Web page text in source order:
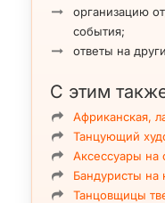
организацию
события;
ответы на
С этим
Африканская,
Танцующий
Аксессуары на
Бандуристы на
Танцовщицы